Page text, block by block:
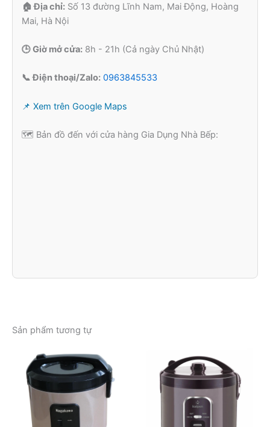
🏠 Địa chỉ: Số 13 đường Lĩnh Nam, Mai Động, Hoàng
Mai, Hà Nội
🕒 Giờ mở cửa: 8h - 21h (Cả ngày Chủ Nhật)
📞 Điện thoại/Zalo: 0963845533
📌 Xem trên Google Maps
🗺️ Bản đồ đến với cửa hàng Gia Dụng Nhà Bếp:
Sản phẩm tương tự